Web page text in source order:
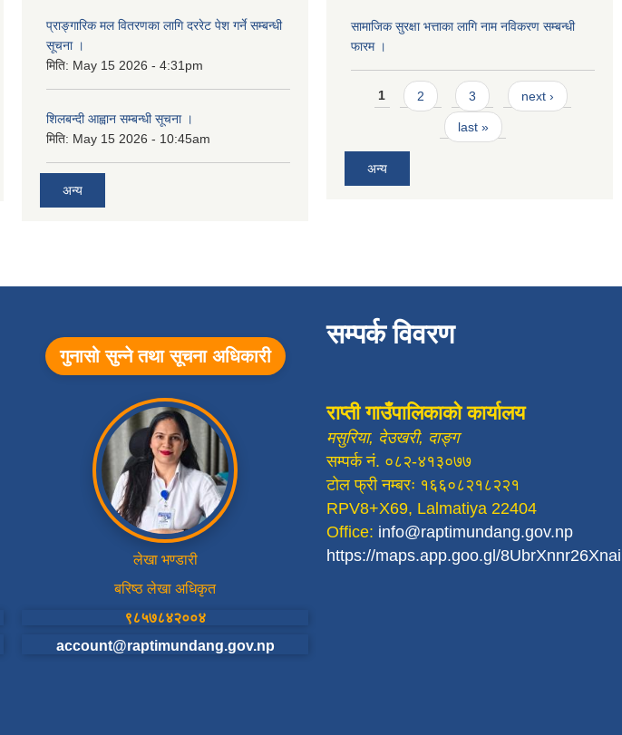
प्राङ्गारिक मल वितरणका लागि दररेट पेश गर्ने सम्बन्धी
सूचना ।
मिति: May 15 2026 - 4:31pm
शिलबन्दी आह्वान सम्बन्धी सूचना ।
मिति: May 15 2026 - 10:45am
अन्य
सामाजिक सुरक्षा भत्ताका लागि नाम नविकरण सम्बन्धी
फारम ।
Pages
1 2 3 next ›
last »
अन्य
गुनासो सुन्ने तथा सूचना अधिकारी
लेखा भण्डारी
बरिष्ठ लेखा अधिकृत
९८५७८४२००४
account@raptimundang.gov.np
सम्पर्क विवरण
राप्ती गाउँपालिकाको कार्यालय
मसुरिया, देउखरी, दाङ्ग
सम्पर्क नं. ०८२-४१३०७७
टोल फ्री नम्बरः १६६०८२१८२२१
RPV8+X69, Lalmatiya 22404
Office: info@raptimundang.gov.np
https://maps.app.goo.gl/